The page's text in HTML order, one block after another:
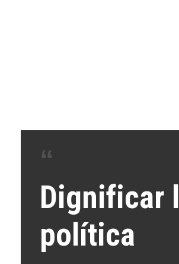
Dignificar
política